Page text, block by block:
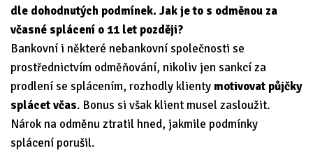
dle dohodnutých podmínek. Jak je to s odměnou za
včasné splácení o 11 let později?
Bankovní i některé nebankovní společnosti se
prostřednictvím odměňování, nikoliv jen sankcí za
prodlení se splácením, rozhodly klienty motivovat půjčky
splácet včas. Bonus si však klient musel zasloužit.
Nárok na odměnu ztratil hned, jakmile podmínky
splácení porušil.